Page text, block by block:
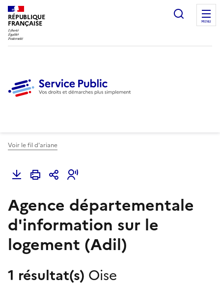
RÉPUBLIQUE
FRANÇAISE
Ouvrir
MENU
Voir le fil d'ariane
Agence départementale
d'information sur le
logement (Adil)
1 résultat(s) Oise